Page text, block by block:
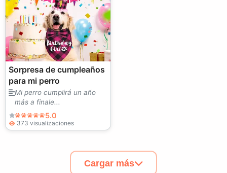
Sorpresa de cumpleaños
para mi perro
Mi perro cumplirá un año
más a finale...
5.0
373 visualizaciones
Cargar más